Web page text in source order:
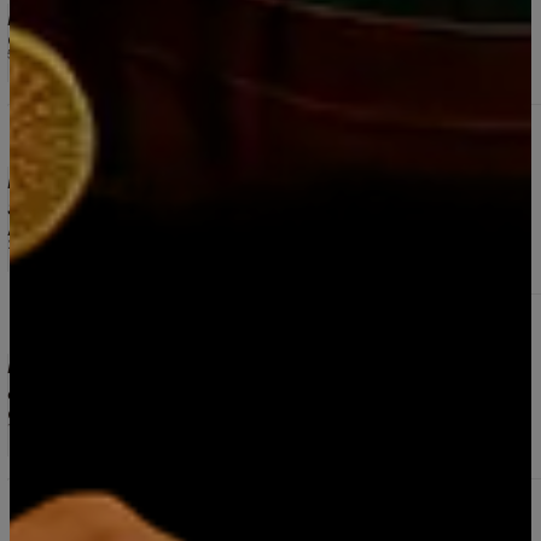
Muy bueno
Gerardo Villalobos Hijojosa
5/9/2025
Vino Premium Carmenere Gran Reserva 2021 Elqui
5.0
DELICIOSO VINO, BIEN QUE LICORESPREMIUM TENGA
STOCK. FELICITACIONES
Alejandro Moreno López
28/6/2025
Excelente, totalmente recomendable, buena atencion y
disposicion desde whatsap.
Carol Millar
11/5/2025
Pack 10 Mini Botellas Jack Daniel’s Old N°7 – Whisky
50 ml Original